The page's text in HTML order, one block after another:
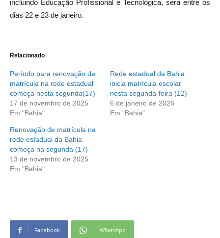
incluindo Educação Profissional e Tecnológica, será entre os
dias 22 e 23 de janeiro.
Relacionado
Período para renovação de
matrícula na rede estadual
começa nesta segunda(17)
17 de novembro de 2025
Em "Bahia"
Rede estadual da Bahia
inicia matrícula escolar
nesta segunda-feira (12)
6 de janeiro de 2026
Em "Bahia"
Renovação de matrícula na
rede estadual da Bahia
começa na segunda (17)
13 de novembro de 2025
Em "Bahia"
Facebook WhatsApp